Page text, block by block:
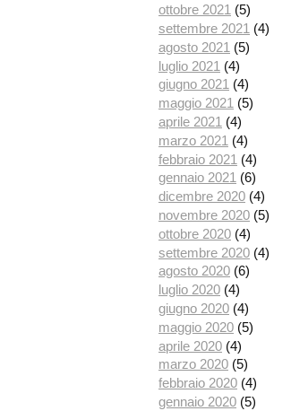
ottobre 2021 (5)
settembre 2021 (4)
agosto 2021 (5)
luglio 2021 (4)
giugno 2021 (4)
maggio 2021 (5)
aprile 2021 (4)
marzo 2021 (4)
febbraio 2021 (4)
gennaio 2021 (6)
dicembre 2020 (4)
novembre 2020 (5)
ottobre 2020 (4)
settembre 2020 (4)
agosto 2020 (6)
luglio 2020 (4)
giugno 2020 (4)
maggio 2020 (5)
aprile 2020 (4)
marzo 2020 (5)
febbraio 2020 (4)
gennaio 2020 (5)